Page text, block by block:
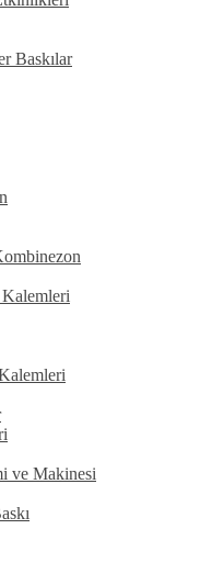
Baskılar
ve Makinesi